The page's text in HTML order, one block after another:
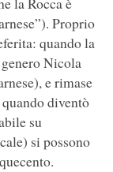
Proprio
quando la
Nicola
e rimase
diventò
su
si possono